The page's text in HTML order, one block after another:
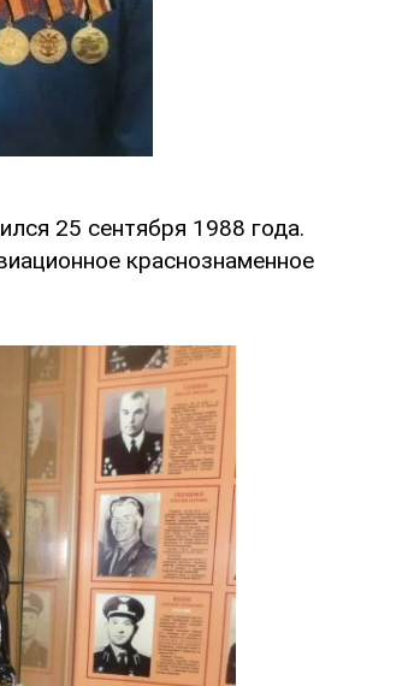
25 сентября 1988 года.
краснознаменное